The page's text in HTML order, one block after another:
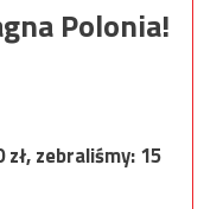
Polonia!
zł, zebraliśmy:15